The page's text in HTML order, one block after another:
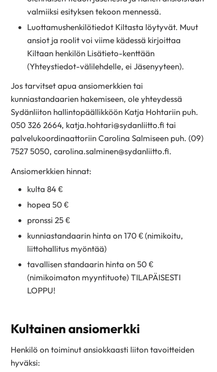
valmiiksi esityksen tekoon mennessä.
Luottamushenkilötiedot Kiltasta löytyvät. Muut
ansiot ja roolit voi viime kädessä kirjoittaa
Kiltaan henkilön Lisätieto-kenttään
(Yhteystiedot-välilehdelle, ei Jäsenyyteen).
Jos tarvitset apua ansiomerkkien tai
kunniastandaarien hakemiseen, ole yhteydessä
Sydänliiton hallintopäällikköön Katja Hohtariin puh.
050 326 2664, katja.hohtari@sydanliitto.fi tai
palvelukoordinaattoriin Carolina Salmiseen puh. (09)
7527 5050, carolina.salminen@sydanliitto.fi.
Ansiomerkkien hinnat:
kulta 84 €
hopea 50 €
pronssi 25 €
kunniastandaarin hinta on 170 € (nimikoitu,
liittohallitus myöntää)
tavallisen standaarin hinta on 50 €
(nimikoimaton myyntituote) TILAPÄISESTI
LOPPU!
Kultainen ansiomerkki
Henkilö on toiminut ansiokkaasti liiton tavoitteiden
hyväksi: